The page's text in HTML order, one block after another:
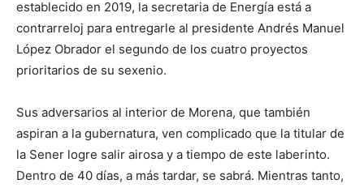
establecido en 2019, la secretaria de Energía está a
contrarreloj para entregarle al presidente Andrés Manuel
López Obrador el segundo de los cuatro proyectos
prioritarios de su sexenio.
Sus adversarios al interior de Morena, que también
aspiran a la gubernatura, ven complicado que la titular de
la Sener logre salir airosa y a tiempo de este laberinto.
Dentro de 40 días, a más tardar, se sabrá. Mientras tanto,